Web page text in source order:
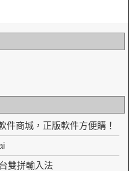
件商城，正版軟件方便購！
雙拼輸入法